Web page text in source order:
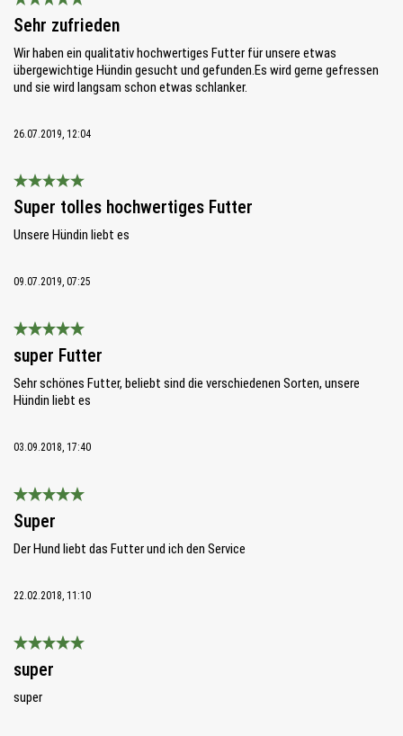
Sehr zufrieden
Wir haben ein qualitativ hochwertiges Futter für unsere etwas
übergewichtige Hündin gesucht und gefunden.Es wird gerne gefressen
und sie wird langsam schon etwas schlanker.
26.07.2019, 12:04
Bewertung mit 5 von 5 Sternen
Super tolles hochwertiges Futter
Unsere Hündin liebt es
09.07.2019, 07:25
Bewertung mit 5 von 5 Sternen
super Futter
Sehr schönes Futter, beliebt sind die verschiedenen Sorten, unsere
Hündin liebt es
03.09.2018, 17:40
Bewertung mit 5 von 5 Sternen
Super
Der Hund liebt das Futter und ich den Service
22.02.2018, 11:10
super
super